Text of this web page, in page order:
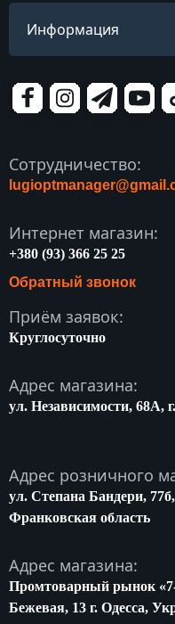
Информация
Сотрудничество:
Интернет магазин:
+380 (93) 366 25 25
Обратный звонок
Приём заявок:
Круглосуточно
Адрес магазина:
ул. Независимости, 68A,
Адрес розничного
ул. Степана Бандери,
Франковская область
Адрес магазина:
Промтоварный рынок
Бежевая, 13 г. Одесса,